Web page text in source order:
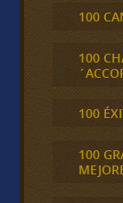
100
100
100
100